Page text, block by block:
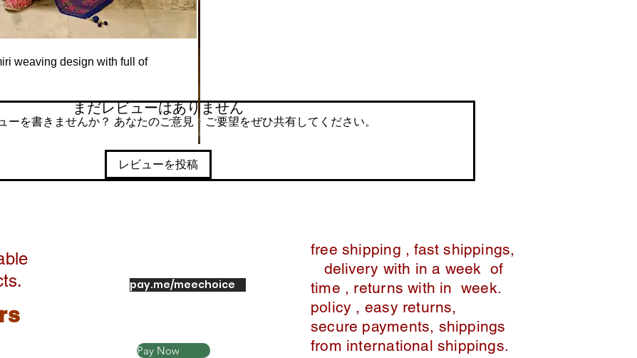
weaving design with full of
まだレビューはありません
ーを書きませんか？ あなたのご意見・ご要望をぜひ共有してください。
レビューを投稿
pay.me/meechoice
Pay Now
free shipping , fast shippings,
delivery with in a week of
time , returns with in week.
policy , easy returns,
secure payments, shippings
from international shippings.